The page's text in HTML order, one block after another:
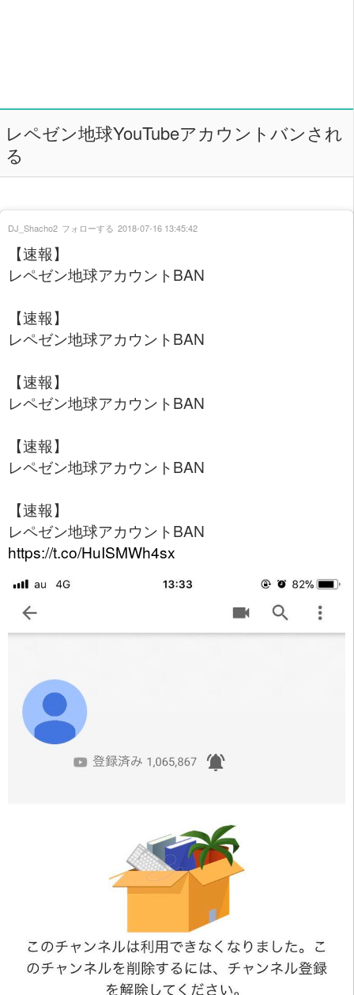
レペゼン地球YouTubeアカウントバンされ
る
【速報】
レペゼン地球アカウントBAN
【速報】
レペゼン地球アカウントBAN
【速報】
レペゼン地球アカウントBAN
【速報】
レペゼン地球アカウントBAN
【速報】
レペゼン地球アカウントBAN
https://t.co/HuISMWh4sx
DJ_Shacho2 フォローする 2018-07-16 13:45:42